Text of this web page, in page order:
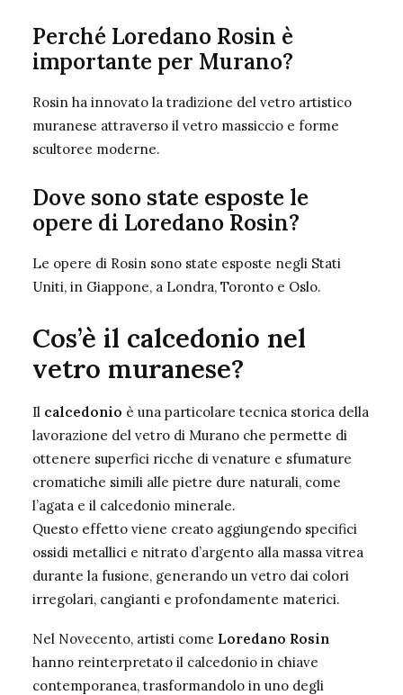
Perché Loredano Rosin è
importante per Murano?
Rosin ha innovato la tradizione del vetro artistico
muranese attraverso il vetro massiccio e forme
scultoree moderne.
Dove sono state esposte le
opere di Loredano Rosin?
Le opere di Rosin sono state esposte negli Stati
Uniti, in Giappone, a Londra, Toronto e Oslo.
Cos’è il calcedonio nel
vetro muranese?
Il calcedonio è una particolare tecnica storica della
lavorazione del vetro di Murano che permette di
ottenere superfici ricche di venature e sfumature
cromatiche simili alle pietre dure naturali, come
l’agata e il calcedonio minerale.
Questo effetto viene creato aggiungendo specifici
ossidi metallici e nitrato d’argento alla massa vitrea
durante la fusione, generando un vetro dai colori
irregolari, cangianti e profondamente materici.
Nel Novecento, artisti come Loredano Rosin
hanno reinterpretato il calcedonio in chiave
contemporanea, trasformandolo in uno degli